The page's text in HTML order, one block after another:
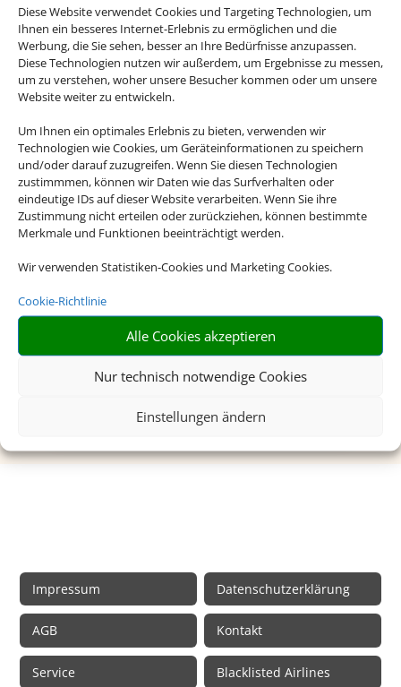
Diese Website verwendet Cookies und Targeting Technologien, um
Ihnen ein besseres Internet-Erlebnis zu ermöglichen und die
Werbung, die Sie sehen, besser an Ihre Bedürfnisse anzupassen.
Diese Technologien nutzen wir außerdem, um Ergebnisse zu messen,
um zu verstehen, woher unsere Besucher kommen oder um unsere
Website weiter zu entwickeln.
Um Ihnen ein optimales Erlebnis zu bieten, verwenden wir
Technologien wie Cookies, um Geräteinformationen zu speichern
und/oder darauf zuzugreifen. Wenn Sie diesen Technologien
zustimmmen, können wir Daten wie das Surfverhalten oder
eindeutige IDs auf dieser Website verarbeiten. Wenn Sie ihre
Zustimmung nicht erteilen oder zurückziehen, können bestimmte
Merkmale und Funktionen beeinträchtigt werden.
Wir verwenden Statistiken-Cookies und Marketing Cookies.
Cookie-Richtlinie
Alle Cookies akzeptieren
Nur technisch notwendige Cookies
Einstellungen ändern
Mehr dazu
Deutsche Visa und
Hier erhalten Sie Visa- und
Einreiseinformationen.
Mehr dazu
Reisemedizin
Hier erhalten Sie kompetente
Impressum Datenschutzerklärung
AGB Kontakt
Service Blacklisted Airlines